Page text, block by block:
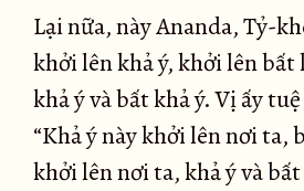
Lại nữa, này Ananda, Tỷ-
khởi lên khả ý, khởi lên bất
khả ý và bất khả ý. Vị ấy
“Khả ý này khởi lên nơi ta,
khởi lên nơi ta, khả ý và